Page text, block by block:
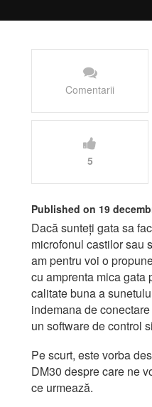
Comentarii
5
Published on 19
Dacă sunteți gata sa
microfonul castilor sau
am pentru voi o
cu amprenta mica gata
calitate buna a
indemana de
un software de control
Pe scurt, este vorba
DM30 despre care ne
ce urmează.